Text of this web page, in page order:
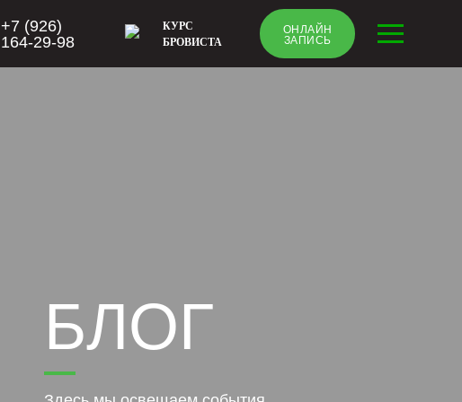
+7 (926)
164-29-98
КУРС
БРОВИСТА
ОНЛАЙН
ЗАПИСЬ
БЛОГ